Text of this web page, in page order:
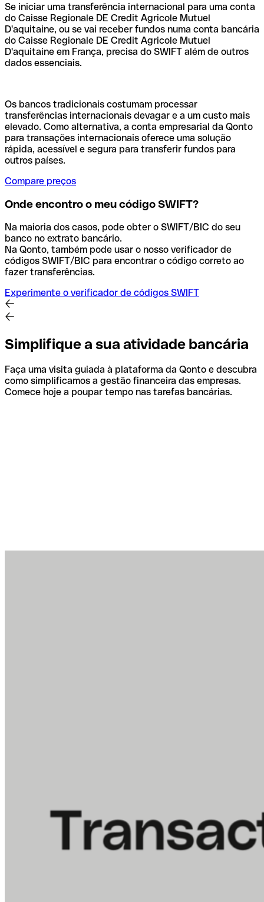
Se iniciar uma transferência internacional para uma conta
do Caisse Regionale DE Credit Agricole Mutuel
D'aquitaine, ou se vai receber fundos numa conta bancária
do Caisse Regionale DE Credit Agricole Mutuel
D'aquitaine em França, precisa do SWIFT além de outros
dados essenciais.
Os bancos tradicionais costumam processar
transferências internacionais devagar e a um custo mais
elevado. Como alternativa, a conta empresarial da Qonto
para transações internacionais oferece uma solução
rápida, acessível e segura para transferir fundos para
outros países.
Compare preços
Onde encontro o meu código SWIFT?
Na maioria dos casos, pode obter o SWIFT/BIC do seu
banco no extrato bancário.
Na Qonto, também pode usar o nosso verificador de
códigos SWIFT/BIC para encontrar o código correto ao
fazer transferências.
Experimente o verificador de códigos SWIFT
Simplifique a sua atividade bancária
Faça uma visita guiada à plataforma da Qonto e descubra
como simplificamos a gestão financeira das empresas.
Comece hoje a poupar tempo nas tarefas bancárias.